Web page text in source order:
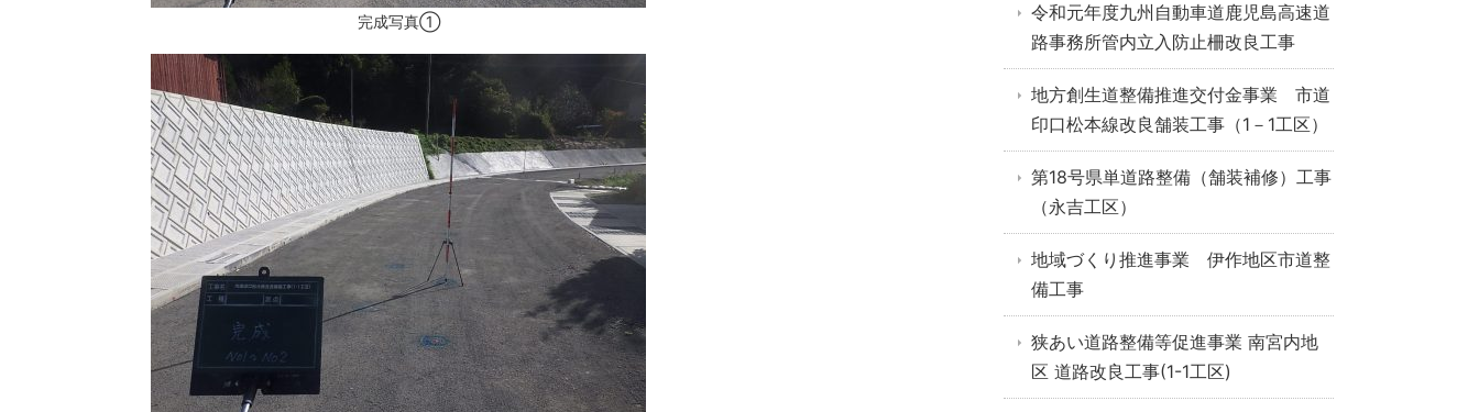
完成写真①
令和元年度九州自動車道鹿児島高速道
路事務所管内立入防止柵改良工事
地方創生道整備推進交付金事業 市道
印口松本線改良舗装工事（1－1工区）
第18号県単道路整備（舗装補修）工事
（永吉工区）
地域づくり推進事業 伊作地区市道整
備工事
狭あい道路整備等促進事業 南宮内地
区 道路改良工事(1-1工区)